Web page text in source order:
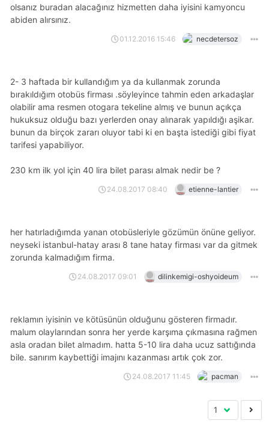
olsanız buradan alacağınız hizmetten daha iyisini kamyoncu
abiden alırsınız.
01.12.2016 15:46 necdetersoz
2- 3 haftada bir kullandığım ya da kullanmak zorunda
bırakıldığım otobüs firması .söyleyince tahmin eden arkadaşlar
olabilir ama resmen otogara tekeline almış ve bunun açıkça
hukuksuz olduğu bazı yerlerden onay alınarak yapıldığı aşikar.
bunun da birçok zararı oluyor tabi ki en başta istediği gibi fiyat
tarifesi yapabiliyor.
230 km ilk yol için 40 lira bilet parası almak nedir be ?
24.08.2017 08:40 etienne-lantier
her hatırladığımda yanan otobüsleriyle gözümün önüne geliyor.
neyseki istanbul-hatay arası 8 tane hatay firması var da gitmek
zorunda kalmadığım firma.
24.08.2017 09:01 dilinkemigi-oshyoideum
reklamın iyisinin ve kötüsünün olduğunu gösteren firmadır.
malum olaylarından sonra her yerde karşıma çıkmasına rağmen
asla oradan bilet almadım. hatta 5-10 lira daha ucuz sattığında
bile. sanırım kaybettiği imajını kazanması artık çok zor.
24.08.2017 11:45 pacman